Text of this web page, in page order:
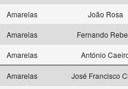
Amarelas
João Rosa
Amarelas
Fernando
Amarelas António
Amarelas
José Francisco